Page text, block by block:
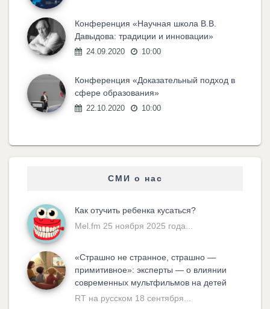
Конференция «Научная школа В.В.
Давыдова: традиции и инновации»
24.09.2020 10:00
Конференция «Доказательный подход в
сфере образования»
22.10.2020 10:00
СМИ о нас
Как отучить ребенка кусаться?
Mel.fm 25 ноября 2025 года...
«Cтрашно не странное, страшно —
примитивное»: эксперты — о влиянии
современных мультфильмов на детей
RT на русском 18 сентября...